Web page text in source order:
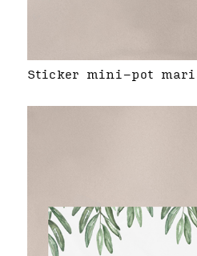
Sticker mini-pot